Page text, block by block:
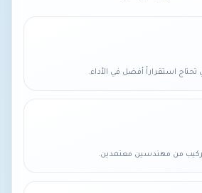
استقراراً أفضل في الأداء.
من مهندسين معتمدين.